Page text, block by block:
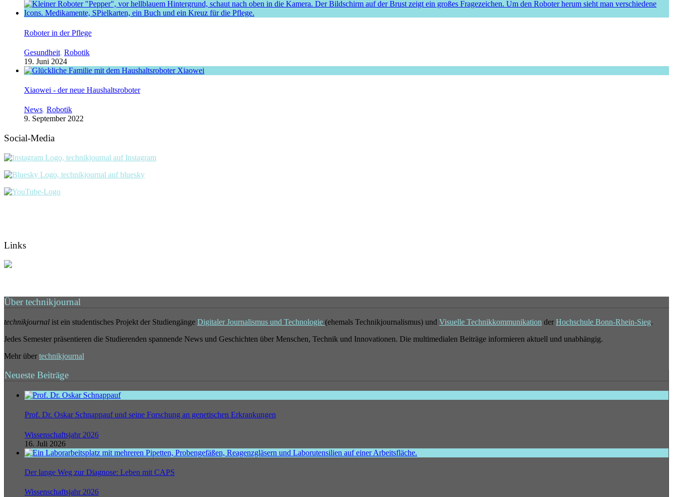
Roboter in der Pflege
Gesundheit, Robotik
19. Juni 2024
Xiaowei - der neue Haushaltsroboter
News, Robotik
9. September 2022
Social-Media
Links
Über technikjournal
technikjournal ist ein studentisches Projekt der Studiengänge Digitaler Journalismus und Technologie (ehemals Technikjournalismus) und Visuelle Technikkommunikation der Hochschule Bonn-Rhein-Sieg.
Jedes Semester präsentieren die Studierenden spannende News und Geschichten über Menschen, Technik und Innovationen. Die multimedialen Beiträge informieren aktuell und unabhängig.
Mehr über technikjournal
Neueste Beiträge
Prof. Dr. Oskar Schnappauf und seine Forschung an genetischen Erkrankungen
Wissenschaftsjahr 2026
16. Juli 2026
Der lange Weg zur Diagnose: Leben mit CAPS
Wissenschaftsjahr 2026